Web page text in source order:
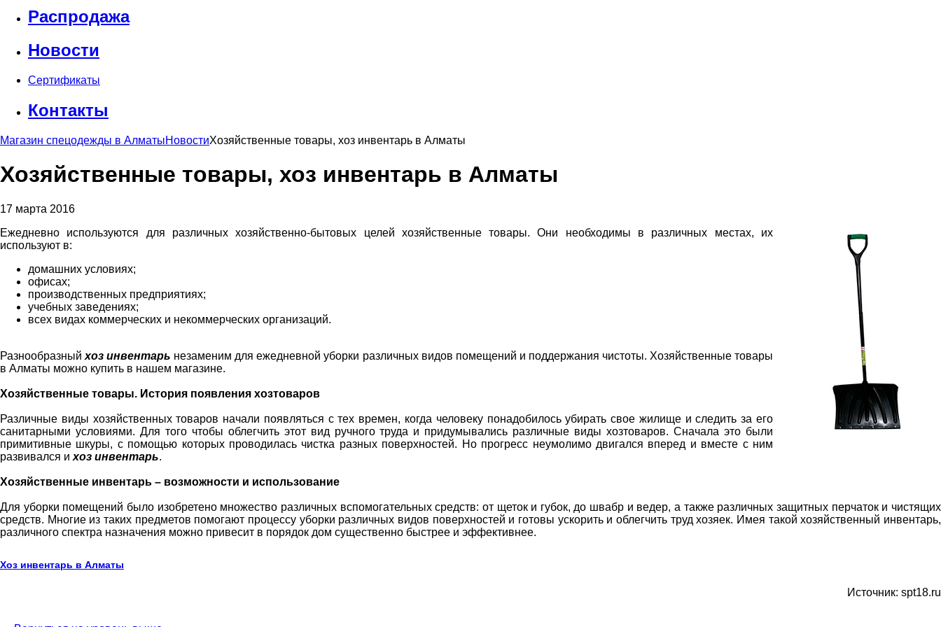
Распродажа
Новости
Сертификаты
Контакты
Магазин спецодежды в АлматыНовостиХозяйственные товары, хоз инвентарь в Алматы
Хозяйственные товары, хоз инвентарь в Алматы
17 марта 2016
Ежедневно используются для различных хозяйственно-бытовых целей хозяйственные товары. Они необходимы в различных местах, их
используют в:
домашних условиях;
офисах;
производственных предприятиях;
учебных заведениях;
всех видах коммерческих и некоммерческих организаций.
Разнообразныйхоз инвентарь незаменим для ежедневной уборки различных видов помещений и поддержания чистоты. Хозяйственные товары
в Алматы можно купить в нашем магазине.
Хозяйственные товары. История появления хозтоваров
Различные виды хозяйственных товаров начали появляться с тех времен, когда человеку понадобилось убирать свое жилище и следить за его
санитарными условиями. Для того чтобы облегчить этот вид ручного труда и придумывались различные виды хозтоваров. Сначала это были
примитивные шкуры, с помощью которых проводилась чистка разных поверхностей. Но прогресс неумолимо двигался вперед и вместе с ним
развивался и хоз инвентарь.
Хозяйственные инвентарь – возможности и использование
Для уборки помещений было изобретено множество различных вспомогательных средств: от щеток и губок, до швабр и ведер, а также различных защитных перчаток и чистящих
средств. Многие из таких предметов помогают процессу уборки различных видов поверхностей и готовы ускорить и облегчить труд хозяек. Имея такой хозяйственный инвентарь,
различного спектра назначения можно привесит в порядок дом существенно быстрее и эффективнее.
Хоз инвентарь в Алматы
Источник: spt18.ru